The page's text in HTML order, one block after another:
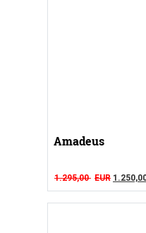
Amadeus
1.295,00 EUR Original